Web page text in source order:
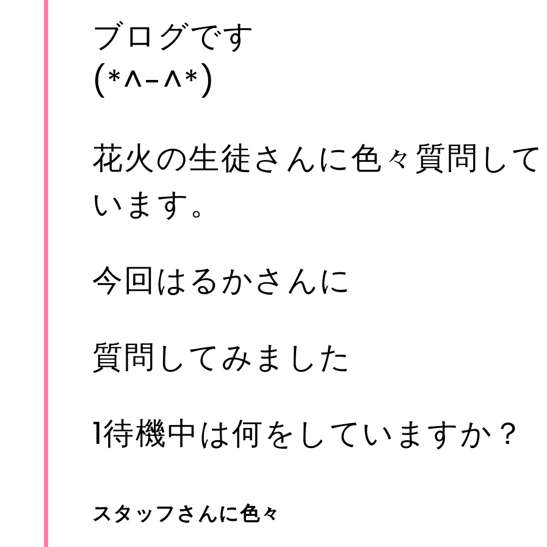
ブログです
(*^-^*)
花火の生徒さんに色々質問し
います。
今回はるかさんに
質問してみました
1待機中は何をしていますか？
スタッフさんに色々